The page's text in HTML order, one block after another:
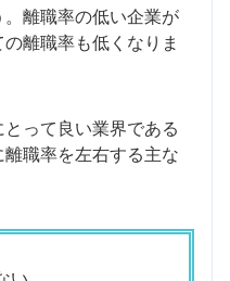
離職率の低い企業が
離職率も低くなりま
って良い業界である
職率を左右する主な